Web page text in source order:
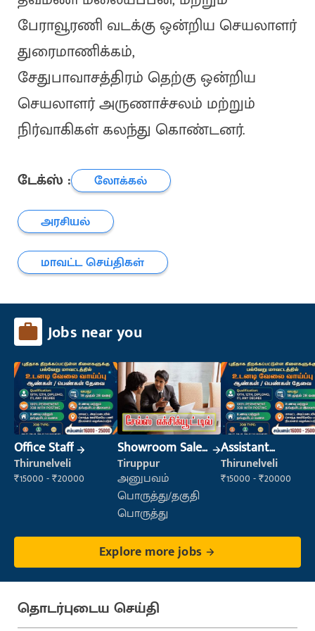
பேராவூரணி வடக்கு ஒன்றிய செயலாளர்
துரைமாணிக்கம்,
சேதுபாவாசத்திரம் தெற்கு ஒன்றிய
செயலாளர் அருணாச்சலம் மற்றும்
நிர்வாகிகள் கலந்து கொண்டனர்.
டேக்ஸ் :
லோக்கல்
அரசியல்
மாவட்ட செய்திகள்
Jobs near you
Office Staff
Thirunelveli
₹15000 - ₹20000
Showroom Sales
Executive (Retail
Sales)
Tiruppur
அனுபவம்
பொருத்து/தகுதி
பொருத்து
Assistant
Manager
Thirunelveli
₹15000 - ₹20000
Explore more jobs
தொடர்புடைய செய்தி